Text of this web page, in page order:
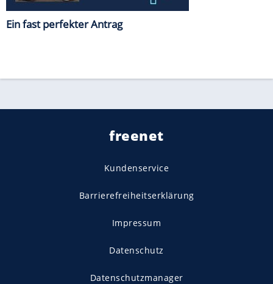
Ein fast perfekter Antrag
freenet
Kundenservice
Barrierefreiheitserklärung
Impressum
Datenschutz
Datenschutzmanager